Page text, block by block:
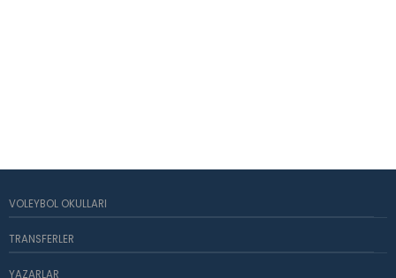
VOLEYBOL OKULLARI
TRANSFERLER
YAZARLAR